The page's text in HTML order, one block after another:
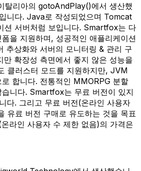
리아의 gotoAndPlay()에서 생산했
니다. Java로 작성되었으며 Tomcat
션 서버처럼 보입니다. Smartfox는 다
을 지원하며, 성공적인 애플리케이션
추상화와 서버의 모니터링 & 관리 구
만 확장성 측면에서 좋지 않은 성능을
클러스터 모드를 지원하지만, JVM
합니다. 전통적인 MMORPG 분할
니다. Smartfox는 무료 버전이 있지
다. 그리고 무료 버전(온라인 사용자
유료 버전 구매로 유도하는 것을 목표
라인 사용자 수 제한 없음)의 가격은